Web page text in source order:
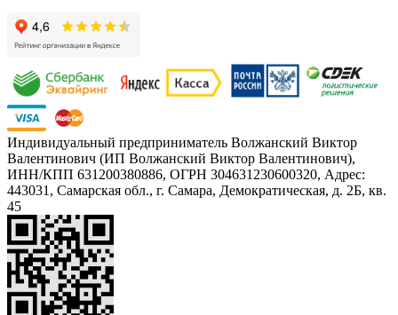
Индивидуальный предприниматель Волжанский Виктор
Валентинович (ИП Волжанский Виктор Валентинович),
ИНН/КПП 631200380886, ОГРН 304631230600320, Адрес:
443031, Самарская обл., г. Самара, Демократическая, д. 2Б, кв.
45